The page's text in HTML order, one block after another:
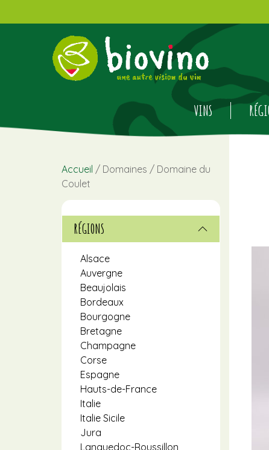
VINS
Accueil / Domaines / Domaine du
Coulet
RÉGIONS
Alsace
Auvergne
Beaujolais
Bordeaux
Bourgogne
Bretagne
Champagne
Corse
Espagne
Hauts-de-France
Italie
Italie Sicile
Jura
Languedoc-Roussillon